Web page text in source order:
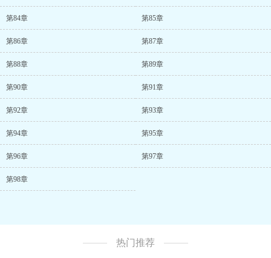
第84章 第85章
第86章 第87章
第88章 第89章
第90章 第91章
第92章 第93章
第94章 第95章
第96章 第97章
第98章
热门推荐